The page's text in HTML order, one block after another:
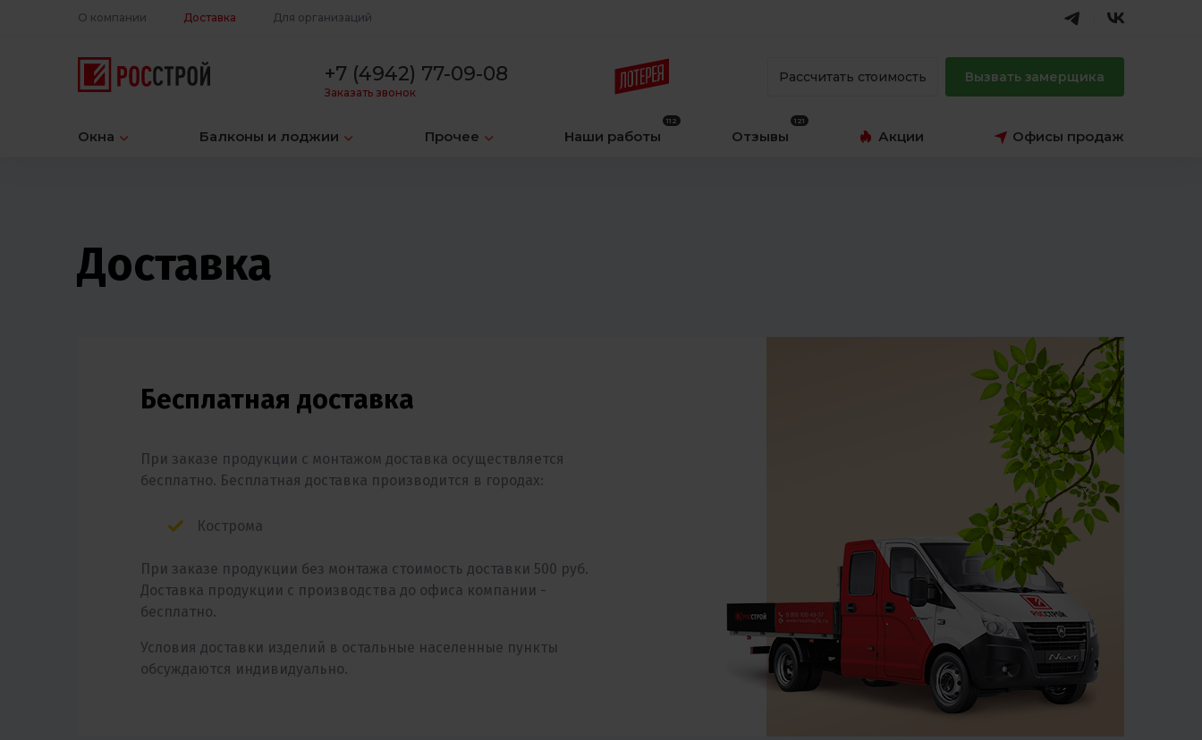
+7 (4942) 77-09-08
Заказать звонок
Рассчитать стоимость Вызвать замерщика
Окна Балконы и лоджии Прочее Наши работы Отзывы Акции Офисы продаж
О компании Доставка Для организаций
Доставка
Бесплатная доставка
При заказе продукции с монтажом доставка осуществляется
бесплатно. Бесплатная доставка производится в городах:
Кострома
При заказе продукции без монтажа стоимость доставки 500 руб.
Доставка продукции с производства до офиса компании -
бесплатно.
Условия доставки изделий в остальные населенные пункты
обсуждаются индивидуально.